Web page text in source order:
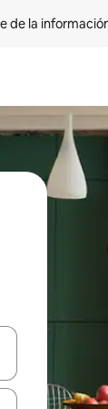
de la
las teclas de